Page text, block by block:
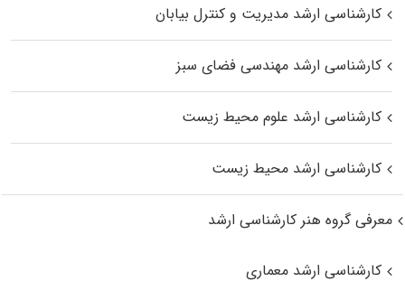
کارشناسی ارشد مدیریت و کنترل بیابان
کارشناسی ارشد مهندسی فضای سبز
کارشناسی ارشد علوم محیط‌ زیست
کارشناسی ارشد محیط زیست
معرفی گروه هنر کارشناسی ارشد
کارشناسی ارشد معماری